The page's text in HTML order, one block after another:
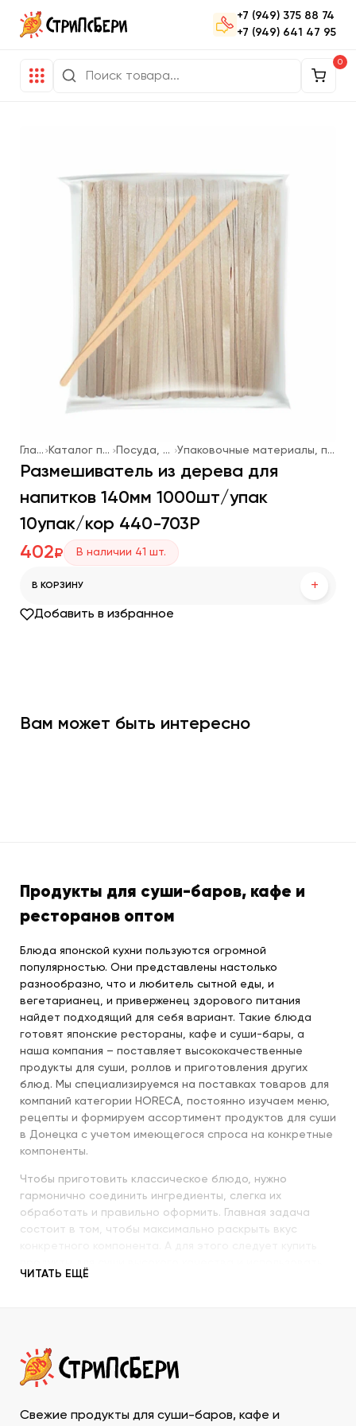
+7 (949) 375 88 74
+7 (949) 641 47 95
0
Главная Каталог продукции Посуда, упаковка Упаковочные материалы, посуда одноразовая
Размешиватель из дерева для
напитков 140мм 1000шт/упак
10упак/кор 440-703Р
402₽ В наличии 41 шт.
В КОРЗИНУ +
Добавить в избранное
Вам может быть интересно
Продукты для суши-баров, кафе и
ресторанов оптом
Блюда японской кухни пользуются огромной
популярностью. Они представлены настолько
разнообразно, что и любитель сытной еды, и
вегетарианец, и приверженец здорового питания
найдет подходящий для себя вариант. Такие блюда
готовят японские рестораны, кафе и суши-бары, а
наша компания – поставляет высококачественные
продукты для суши, роллов и приготовления других
блюд. Мы специализируемся на поставках товаров для
компаний категории HORECA, постоянно изучаем меню,
рецепты и формируем ассортимент продуктов для суши
в Донецка с учетом имеющегося спроса на конкретные
компоненты.
Чтобы приготовить классическое блюдо, нужно
гармонично соединить ингредиенты, слегка их
обработать и правильно оформить. Главная задача
состоит в том, чтобы максимально раскрыть вкус
их со знанием всех секретов.
происхождение и свежесть каждого продукта, условия
транспортировки и хранения, дальнейшего
ДНР у нас – значит, получить качественную продукцию
ЧИТАТЬ ЕЩЁ
Свежие продукты для суши-баров, кафе и